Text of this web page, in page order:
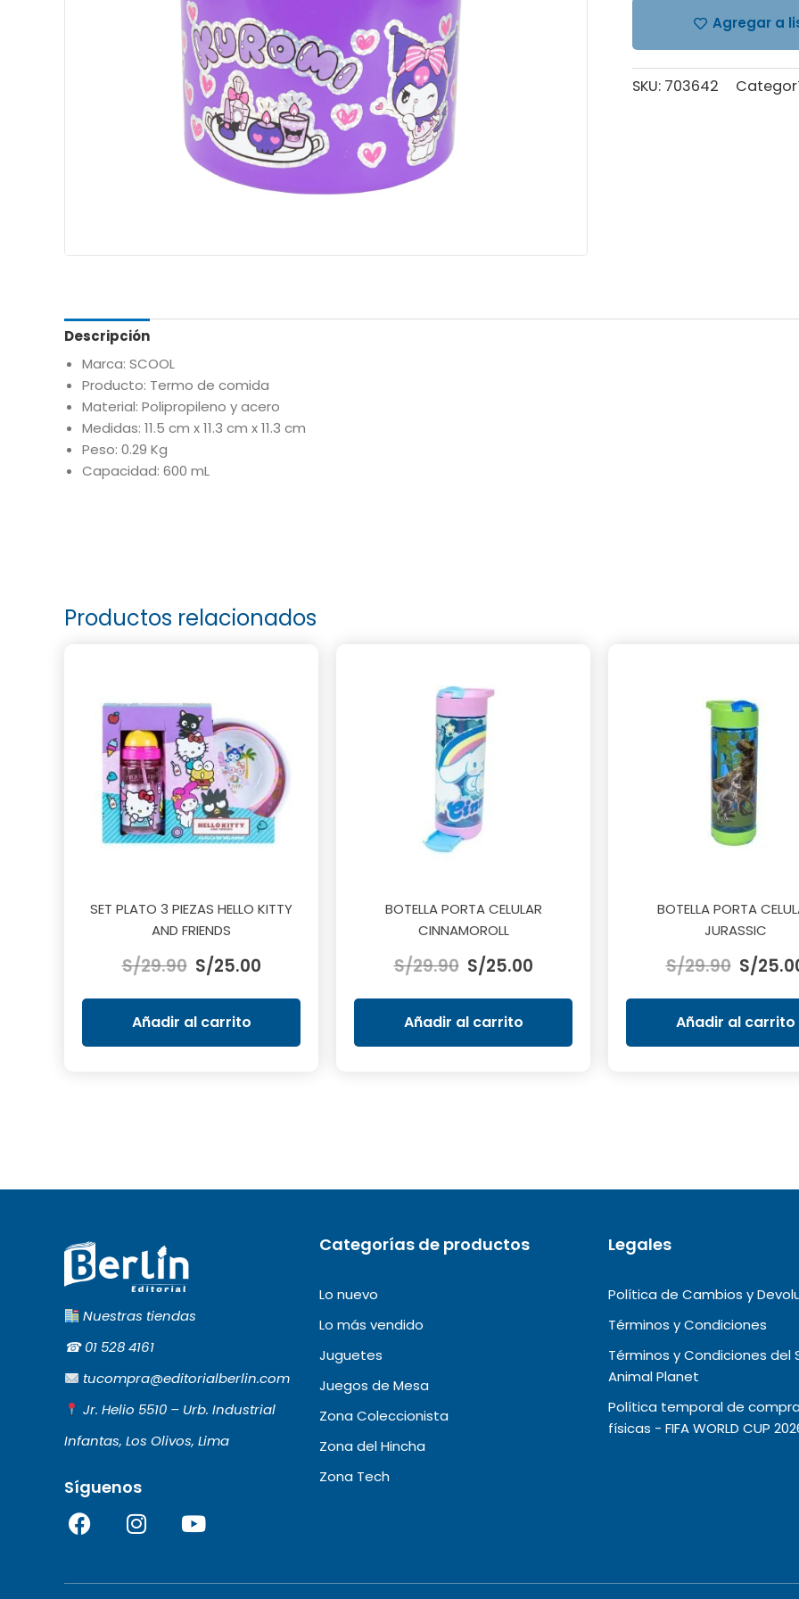
Agregar a
SKU: 703642
Descripción
Marca: SCOOL
Producto: Termo de comida
Material: Polipropileno y acero
Medidas: 11.5 cm x 11.3 cm x 11.3 cm
Peso: 0.29 Kg
Capacidad: 600 mL
Productos relacionados
SET PLATO 3 PIEZAS HELLO KITTY
AND FRIENDS
S/29.90 precio
original
era:
S/25.00precio
actual
S/25.00.
Añadir al carrito
BOTELLA PORTA CELULAR
CINNAMOROLL
S/29.90 precio
original
era:
S/25.00precio
actual
S/25.00.
Añadir al carrito
BOTELLA PORTA
JURASSIC
S/29.90 precio
original
era:
S/
Añadir al carrito
Nuestras tiendas
☎︎01 528 4161
tucompra@editorialberlin.com
Jr. Helio 5510 – Urb. Industrial
Infantas, Los Olivos, Lima
Síguenos
F
a
e
I
n
t
Y
o
t
Categorías de productos
Lo nuevo
Lo más vendido
Juguetes
Juegos de Mesa
Zona Coleccionista
Zona del Hincha
Zona Tech
Legales
Política de Cambios y
Términos y Condiciones
Términos y Condiciones del
Animal Planet
Política temporal de
físicas - FIFA WORLD CUP